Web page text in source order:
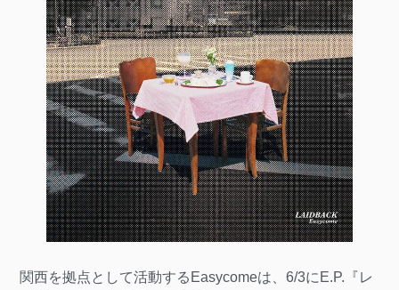
関西を拠点として活動するEasycomeは、6/3にE.P.『レ